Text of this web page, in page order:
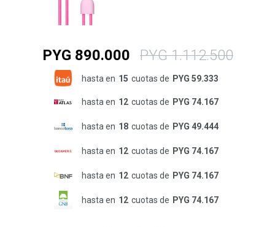
PYG 890.000 PYG 1.112.500
hasta en 15 cuotas de PYG 59.333
hasta en 12 cuotas de PYG 74.167
hasta en 18 cuotas de PYG 49.444
hasta en 12 cuotas de PYG 74.167
hasta en 12 cuotas de PYG 74.167
hasta en 12 cuotas de PYG 74.167